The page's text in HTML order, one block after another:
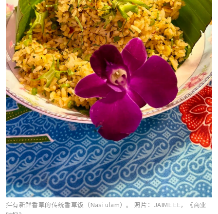
拌有新鲜香草的传统香草饭（Nasi ulam）。 照片：JAIME EE，《商业